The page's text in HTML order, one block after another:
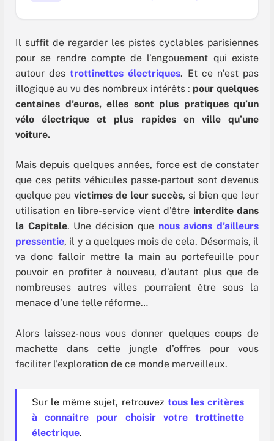
Il suffit de regarder les pistes cyclables parisiennes
pour se rendre compte de l’engouement qui existe
autour destrottinettes électriques. Et ce n’est pas
illogique au vu des nombreux intérêts : pour quelques
centaines d’euros, elles sont plus pratiques qu’un
vélo électrique et plus rapides en ville qu’une
voiture.
Mais depuis quelques années, force est de constater
que ces petits véhicules passe-partout sont devenus
quelque peu victimes de leur succès, si bien que leur
utilisation en libre-service vient d’être interdite dans
la Capitale. Une décision que nous avions d’ailleurs
pressentie, il y a quelques mois de cela. Désormais, il
va donc falloir mettre la main au portefeuille pour
pouvoir en profiter à nouveau, d’autant plus que de
nombreuses autres villes pourraient être sous la
menace d’une telle réforme…
Alors laissez-nous vous donner quelques coups de
machette dans cette jungle d’offres pour vous
faciliter l’exploration de ce monde merveilleux.
Sur le même sujet, retrouvez tous les critères
à connaitre pour choisir votre trottinette
électrique.